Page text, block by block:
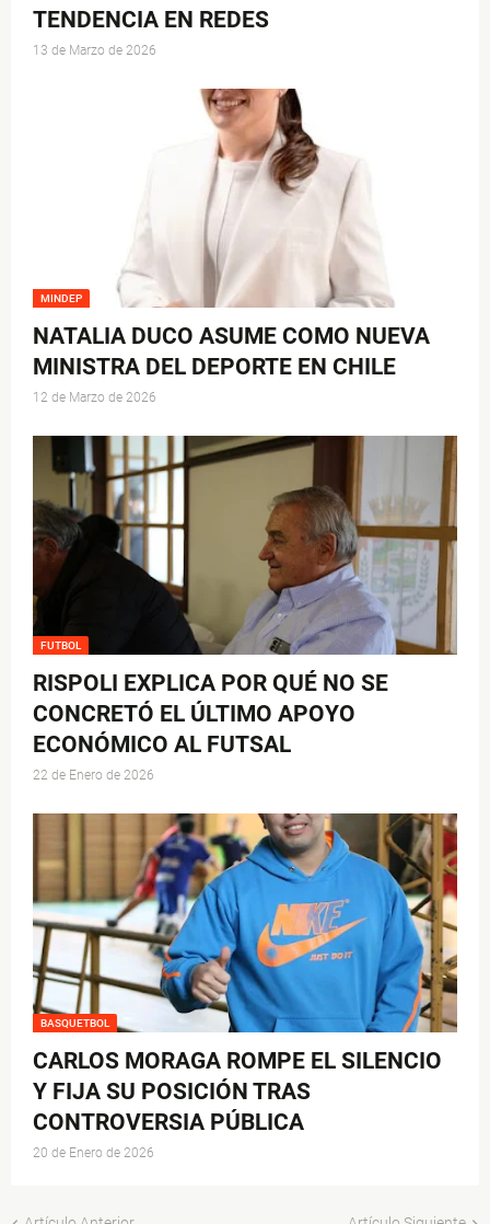
TENDENCIA EN REDES
13 de Marzo de 2026
MINDEP
NATALIA DUCO ASUME COMO NUEVA
MINISTRA DEL DEPORTE EN CHILE
12 de Marzo de 2026
FUTBOL
RISPOLI EXPLICA POR QUÉ NO SE
CONCRETÓ EL ÚLTIMO APOYO
ECONÓMICO AL FUTSAL
22 de Enero de 2026
BASQUETBOL
CARLOS MORAGA ROMPE EL SILENCIO
Y FIJA SU POSICIÓN TRAS
CONTROVERSIA PÚBLICA
20 de Enero de 2026